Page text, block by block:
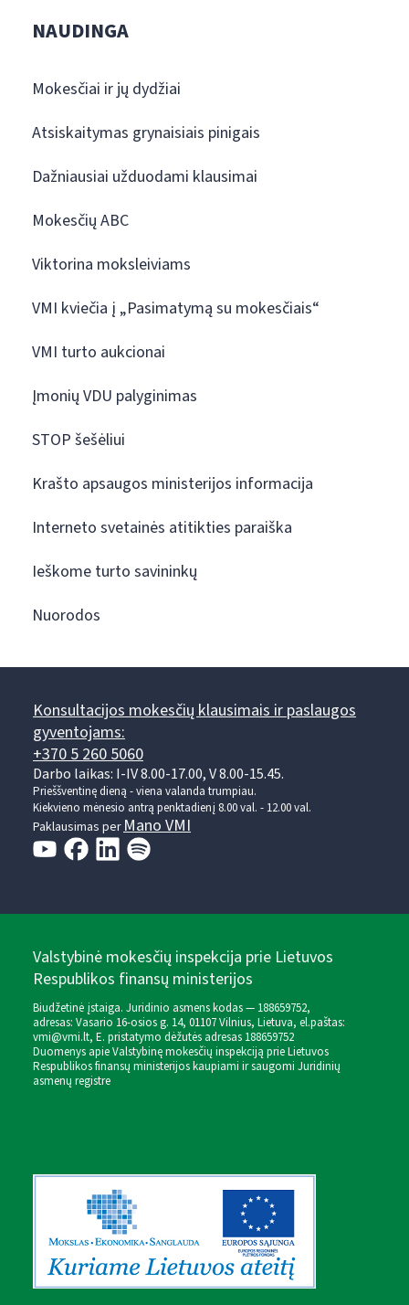
NAUDINGA
Mokesčiai ir jų dydžiai
Atsiskaitymas grynaisiais pinigais
Dažniausiai užduodami klausimai
Mokesčių ABC
Viktorina moksleiviams
VMI kviečia į „Pasimatymą su mokesčiais“
VMI turto aukcionai
Įmonių VDU palyginimas
STOP šešėliui
Krašto apsaugos ministerijos informacija
Interneto svetainės atitikties paraiška
Ieškome turto savininkų
Nuorodos
Konsultacijos mokesčių klausimais ir paslaugos
gyventojams:
+370 5 260 5060
Darbo laikas: I-IV 8.00-17.00, V 8.00-15.45.
Prieššventinę dieną - viena valanda trumpiau.
Kiekvieno mėnesio antrą penktadienį 8.00 val. - 12.00 val.
Paklausimas perMano VMI
Valstybinė mokesčių inspekcija prie Lietuvos
Respublikos finansų ministerijos
Biudžetinė įstaiga. Juridinio asmens kodas — 188659752,
adresas: Vasario 16-osios g. 14, 01107 Vilnius, Lietuva, el.paštas:
vmi@vmi.lt, E. pristatymo dėžutės adresas 188659752
Duomenys apie Valstybinę mokesčių inspekciją prie Lietuvos
Respublikos finansų ministerijos kaupiami ir saugomi Juridinių
asmenų registre